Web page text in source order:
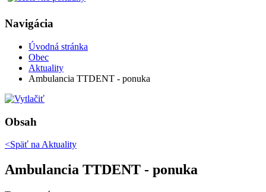
Navigácia
Úvodná stránka
Obec
Aktuality
Ambulancia TTDENT - ponuka
Obsah
<Späť na Aktuality
Ambulancia TTDENT - ponuka